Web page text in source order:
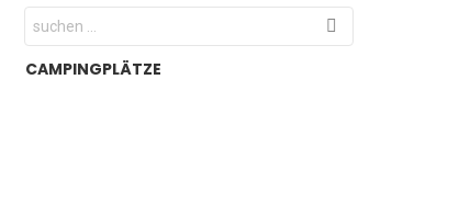
Search
for:
CAMPINGPLÄTZE